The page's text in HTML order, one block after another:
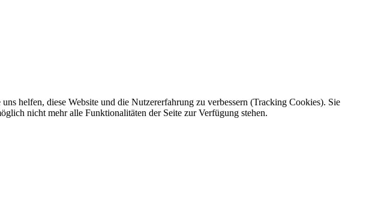
helfen, diese Website und die Nutzererfahrung zu verbessern (Tracking Cookies). Sie
nicht mehr alle Funktionalitäten der Seite zur Verfügung stehen.